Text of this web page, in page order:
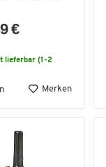
€
lieferbar (1-2
Merken